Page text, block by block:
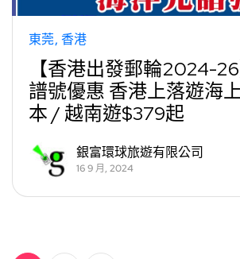
東莞 香港
【香港出發郵輪2024-
譜號優惠 香港上落遊海
本 / 越南遊$379起
銀富環球旅遊有限公司
16 9 月, 2024